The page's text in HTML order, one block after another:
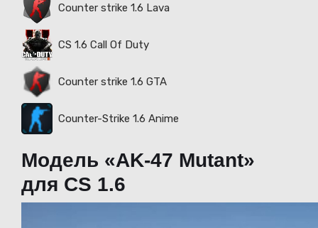
Counter strike 1.6 Lava
CS 1.6 Call Of Duty
Counter strike 1.6 GTA
Counter-Strike 1.6 Anime
Модель «AK-47 Mutant»
для CS 1.6